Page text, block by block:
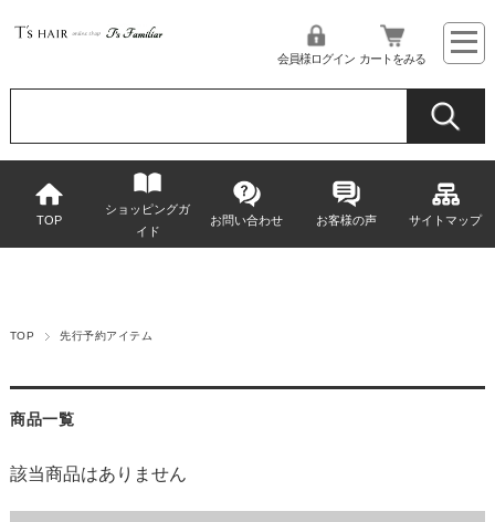
会員様ログイン カートをみる
TOP
ショッピングガ
イド
お問い合わせ お客様の声 サイトマップ
TOP 先行予約アイテム
商品一覧
該当商品はありません